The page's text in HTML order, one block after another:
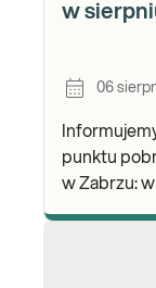
w
06
punktu
w Zabrzu: w dniach 10.08-14.08 - punkt będzie